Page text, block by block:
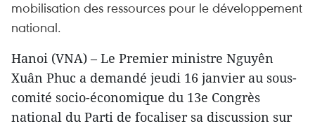
mobilisation des ressources pour le développement
national.
Hanoi (VNA) – Le Premier ministre Nguyên
Xuân Phuc a demandé jeudi 16 janvier au sous-
comité socio-économique du 13e Congrès
national du Parti de focaliser sa discussion sur